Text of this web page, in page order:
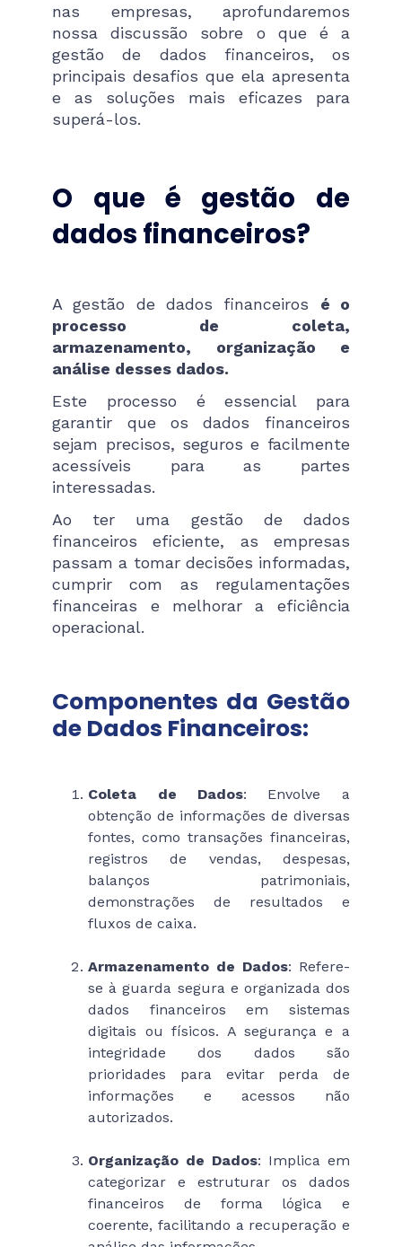
nas empresas, aprofundaremos
nossa discussão sobre o que é a
gestão de dados financeiros, os
principais desafios que ela apresenta
e as soluções mais eficazes para
superá-los.
O que é gestão de
dados financeiros?
A gestão de dados financeiros é o
processo de coleta,
armazenamento, organização e
análise desses dados.
Este processo é essencial para
garantir que os dados financeiros
sejam precisos, seguros e facilmente
acessíveis para as partes
interessadas.
Ao ter uma gestão de dados
financeiros eficiente, as empresas
passam a tomar decisões informadas,
cumprir com as regulamentações
financeiras e melhorar a eficiência
operacional.
Componentes da Gestão
de Dados Financeiros:
Coleta de Dados: Envolve a
obtenção de informações de diversas
fontes, como transações financeiras,
registros de vendas, despesas,
balanços patrimoniais,
demonstrações de resultados e
fluxos de caixa.
Armazenamento de Dados: Refere-
se à guarda segura e organizada dos
dados financeiros em sistemas
digitais ou físicos. A segurança e a
integridade dos dados são
prioridades para evitar perda de
informações e acessos não
autorizados.
Organização de Dados: Implica em
categorizar e estruturar os dados
financeiros de forma lógica e
coerente, facilitando a recuperação e